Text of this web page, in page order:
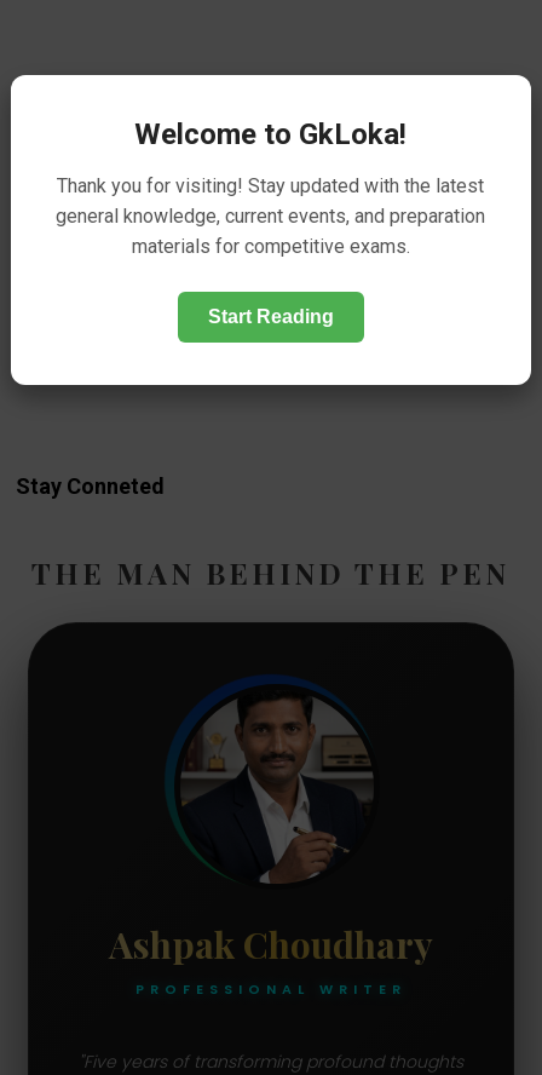
Stay Conneted
THE MAN BEHIND THE PEN
Ashpak Choudhary
PROFESSIONAL WRITER
"Five years of transforming profound thoughts
Welcome to GkLoka!
Thank you for visiting! Stay updated with the latest
general knowledge, current events, and preparation
materials for competitive exams.
Start Reading